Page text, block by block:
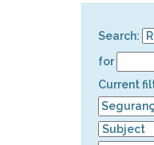
Search:
for
Current